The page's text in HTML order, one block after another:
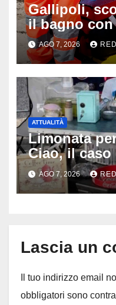
Gallipoli,
il bagno
a 19 anni
disperati
rianimazione
AGO 7, 2026
ATTUALITÀ
Limonata
Ciao, il caso
divide
in Regione,
difende
AGO 7, 2026
Lascia un
Il tuo indirizzo email
obbligatori sono